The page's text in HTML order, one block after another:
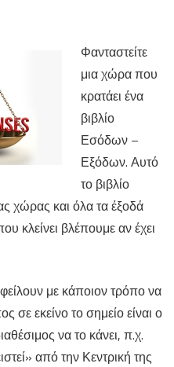
Φανταστείτε
μια χώρα που
κρατάει ένα
βιβλίο
Εσόδων –
Εξόδων. Αυτό
το βιβλίο
χώρας και όλα τα έξοδά
κλείνει βλέπουμε αν έχει
με κάποιον τρόπο να
σε εκείνο το σημείο είναι ο
να το κάνει, π.χ.
από την Κεντρική της